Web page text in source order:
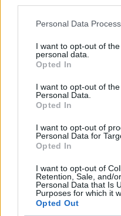
Personal Data
I want to opt-out of
personal data.
Opted In
I want to opt-out of
Personal Data.
Opted In
I want to opt-out of
Personal Data for
Opted In
I want to opt-out of
Retention, Sale, and/
Personal Data that Is
Purposes for which it
Opted Out
Nyomtatott
Székely
Sütibeállítások
Médiatér
Liget
Krónika
Bihari Napló